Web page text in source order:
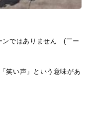
ンではありません (￣ー
笑い声」という意味があ